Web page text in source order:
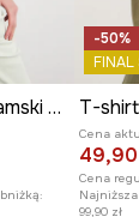
T-shirt bawełniany damski z elastanem w pasy
-50%
FINAL
T-
Cena
49,90
Cena
99,90 zł